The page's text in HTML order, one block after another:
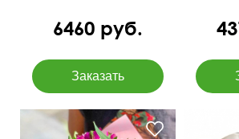
6460 руб.